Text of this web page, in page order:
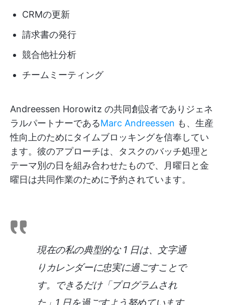
CRMの更新
請求書の発行
競合他社分析
チームミーティング
Andreessen Horowitz の共同創設者でありジェネ
ラルパートナーであるMarc Andreessen も、生産
性向上のためにタイムブロッキングを信奉してい
ます。彼のアプローチは、タスクのバッチ処理と
テーマ別の日を組み合わせたもので、月曜日と金
曜日は共同作業のために予約されています。
現在の私の典型的な 1 日は、文字通
りカレンダーに忠実に過ごすことで
す。できるだけ「プログラムされ